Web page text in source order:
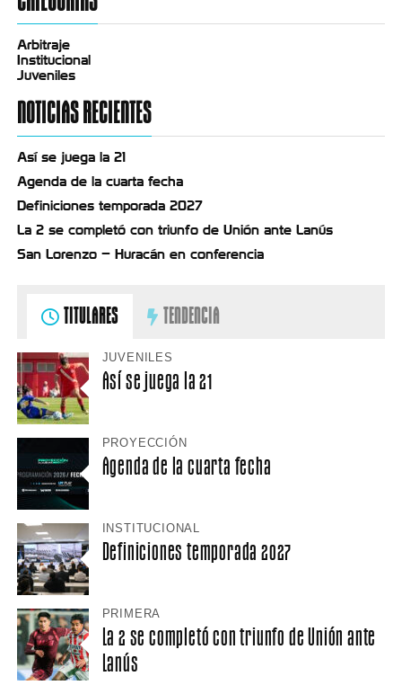
Arbitraje
Institucional
Juveniles
NOTICIAS RECIENTES
Así se juega la 21
Agenda de la cuarta fecha
Definiciones temporada 2027
La 2 se completó con triunfo de Unión ante Lanús
San Lorenzo – Huracán en conferencia
TITULARES TENDENCIA
JUVENILES
Así se juega la 21
PROYECCIÓN
Agenda de la cuarta fecha
INSTITUCIONAL
Definiciones temporada 2027
PRIMERA
La 2 se completó con triunfo de Unión ante
Lanús